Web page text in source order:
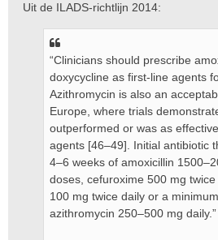
Uit de ILADS-richtlijn 2014:
“Clinicians should prescribe
doxycycline as first-line agents
Azithromycin is also an
Europe, where trials
outperformed or was as
agents [46–49]. Initial antibiotic
4–6 weeks of amoxicillin
doses, cefuroxime 500 mg
100 mg twice daily or a
azithromycin 250–500 mg daily.”